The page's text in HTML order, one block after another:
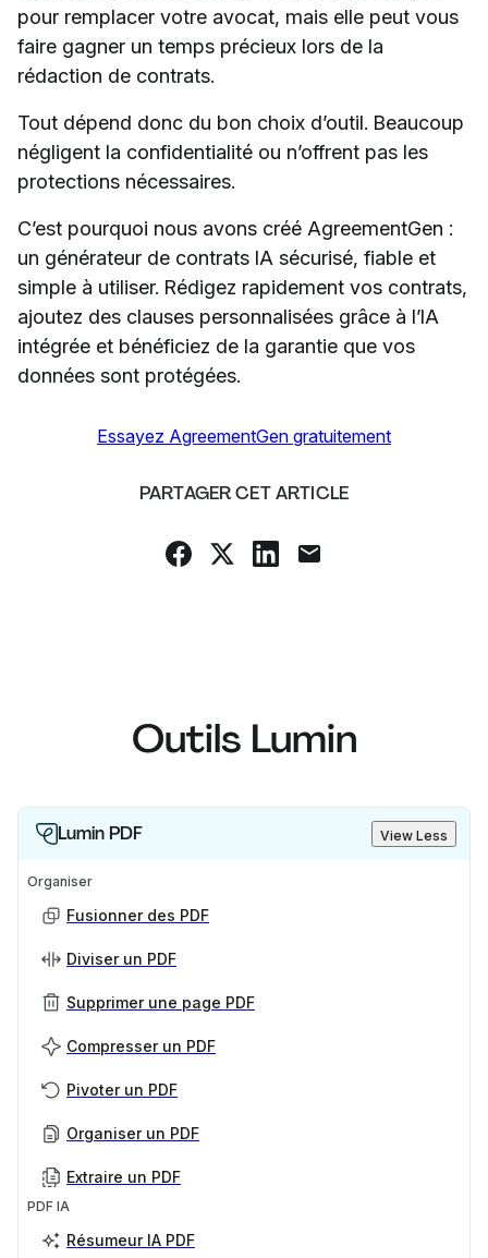
pour remplacer votre avocat, mais elle peut vous
faire gagner un temps précieux lors de la
rédaction de contrats.
Tout dépend donc du bon choix d’outil. Beaucoup
négligent la confidentialité ou n’offrent pas les
protections nécessaires.
C’est pourquoi nous avons créé AgreementGen :
un générateur de contrats IA sécurisé, fiable et
simple à utiliser. Rédigez rapidement vos contrats,
ajoutez des clauses personnalisées grâce à l’IA
intégrée et bénéficiez de la garantie que vos
données sont protégées.
Essayez AgreementGen gratuitement
PARTAGER CET ARTICLE
Outils Lumin
Lumin PDF View Less
Organiser
Fusionner des PDF
Diviser un PDF
Supprimer une page PDF
Compresser un PDF
Pivoter un PDF
Organiser un PDF
Extraire un PDF
PDF IA
Résumeur IA PDF